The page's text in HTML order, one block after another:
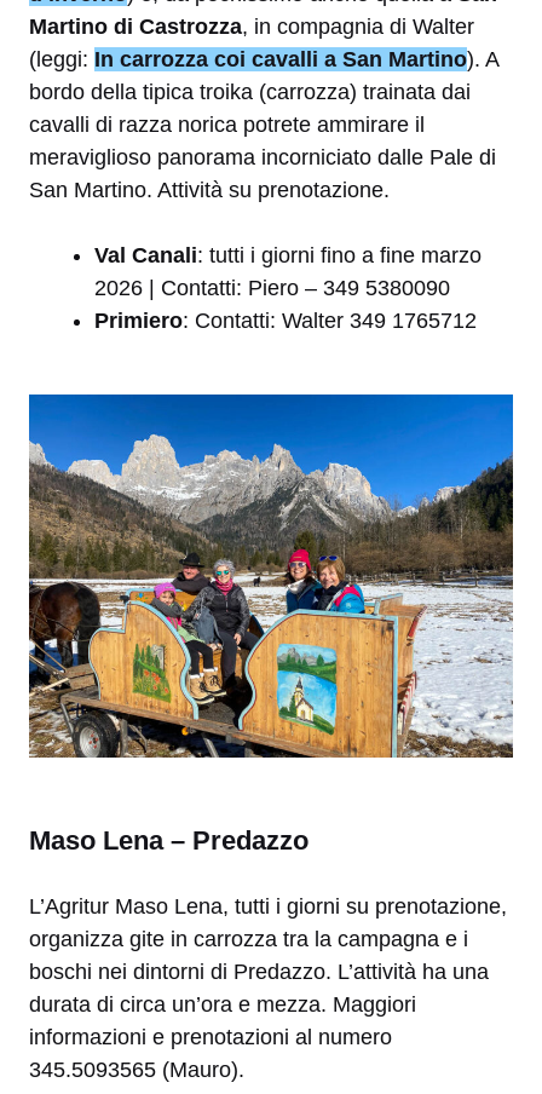
Martino di Castrozza, in compagnia di Walter
(leggi: In carrozza coi cavalli a San Martino). A
bordo della tipica troika (carrozza) trainata dai
cavalli di razza norica potrete ammirare il
meraviglioso panorama incorniciato dalle Pale di
San Martino. Attività su prenotazione.
Val Canali: tutti i giorni fino a fine marzo
2026 | Contatti: Piero – 349 5380090
Primiero: Contatti: Walter 349 1765712
Maso Lena – Predazzo
L’Agritur Maso Lena, tutti i giorni su prenotazione,
organizza gite in carrozza tra la campagna e i
boschi nei dintorni di Predazzo. L’attività ha una
durata di circa un’ora e mezza. Maggiori
informazioni e prenotazioni al numero
345.5093565 (Mauro).